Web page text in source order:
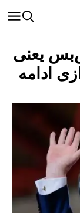
یعنی
ادامه